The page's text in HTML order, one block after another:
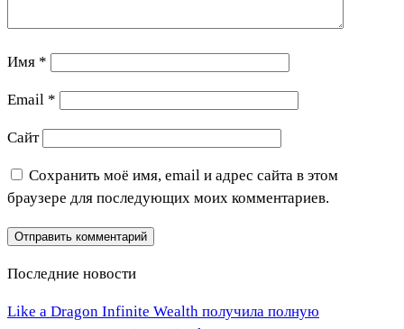
Имя *
Email *
Сайт
Сохранить моё имя, email и адрес сайта в этом
браузере для последующих моих комментариев.
Последние новости
Like a Dragon Infinite Wealth получила полную